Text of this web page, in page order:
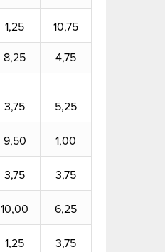
1,25 10,75
8,25 4,75
3,75 5,25
9,50 1,00
3,75 3,75
10,00 6,25
1,25 3,75